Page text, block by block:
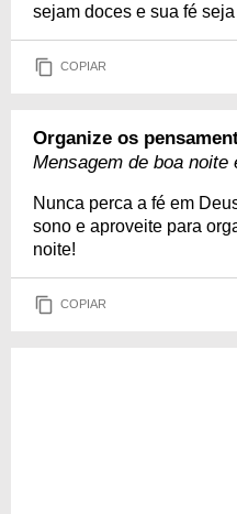
sejam doces e sua fé
COPIAR
Organize os
Mensagem de boa noite
Nunca perca a fé em
sono e aproveite para
noite!
COPIAR